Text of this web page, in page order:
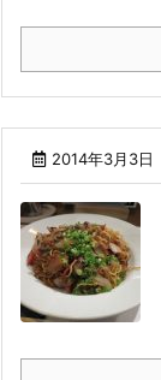
2014年3月3日